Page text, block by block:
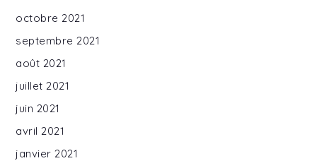
octobre 2021
septembre 2021
août 2021
juillet 2021
juin 2021
avril 2021
janvier 2021